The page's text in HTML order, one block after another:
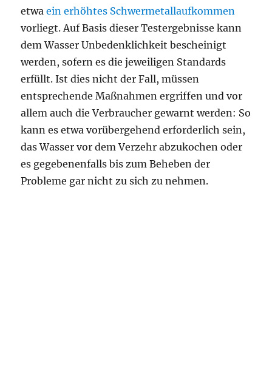
etwaein erhöhtes Schwermetallaufkommen
vorliegt. Auf Basis dieser Testergebnisse kann
dem Wasser Unbedenklichkeit bescheinigt
werden, sofern es die jeweiligen Standards
erfüllt. Ist dies nicht der Fall, müssen
entsprechende Maßnahmen ergriffen und vor
allem auch die Verbraucher gewarnt werden: So
kann es etwa vorübergehend erforderlich sein,
das Wasser vor dem Verzehr abzukochen oder
es gegebenenfalls bis zum Beheben der
Probleme gar nicht zu sich zu nehmen.